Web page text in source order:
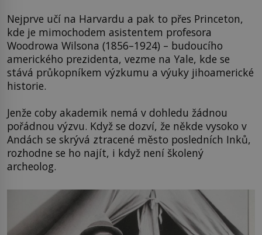
Nejprve učí na Harvardu a pak to přes Princeton,
kde je mimochodem asistentem profesora
Woodrowa Wilsona (1856–1924) – budoucího
amerického prezidenta, vezme na Yale, kde se
stává průkopníkem výzkumu a výuky jihoamerické
historie.
Jenže coby akademik nemá v dohledu žádnou
pořádnou výzvu. Když se dozví, že někde vysoko v
Andách se skrývá ztracené město posledních Inků,
rozhodne se ho najít, i když není školený
archeolog.